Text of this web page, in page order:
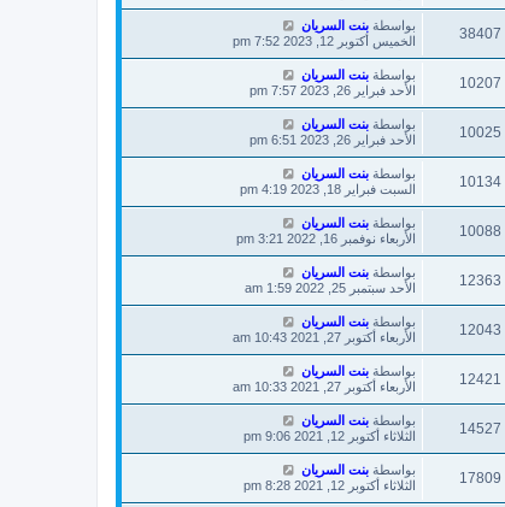
38407 بواسطة بنت السريان
الخميس أكتوبر 12, 2023 7:52 pm
10207 بواسطة بنت السريان
الأحد فبراير 26, 2023 7:57 pm
10025 بواسطة بنت السريان
الأحد فبراير 26, 2023 6:51 pm
10134 بواسطة بنت السريان
السبت فبراير 18, 2023 4:19 pm
10088 بواسطة بنت السريان
الأربعاء نوفمبر 16, 2022 3:21 pm
12363 بواسطة بنت السريان
الأحد سبتمبر 25, 2022 1:59 am
12043 بواسطة بنت السريان
الأربعاء أكتوبر 27, 2021 10:43 am
12421 بواسطة بنت السريان
الأربعاء أكتوبر 27, 2021 10:33 am
14527 بواسطة بنت السريان
الثلاثاء أكتوبر 12, 2021 9:06 pm
17809 بواسطة بنت السريان
الثلاثاء أكتوبر 12, 2021 8:28 pm